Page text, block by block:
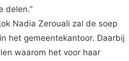
delen.”
Nadia Zerouali zal de soep
het gemeentekantoor. Daarbij
waarom het voor haar